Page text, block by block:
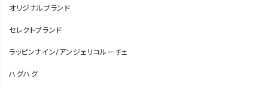
オリジナルブランド
セレクトブランド
ラッピンナイン/アンジェリコルーチェ
ハグハグ